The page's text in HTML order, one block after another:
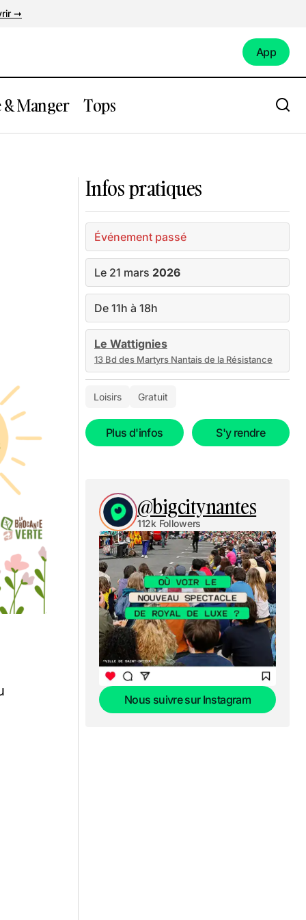
➞
App
Manger Tops
Infos pratiques
Événement passé
Le 21 mars 2026
De 11h à 18h
Le Wattignies
13 Bd des Martyrs Nantais de la Résistance
Loisirs Gratuit
Plus d'infos S'y rendre
@bigcitynantes
112k Followers
Nous suivre sur Instagram